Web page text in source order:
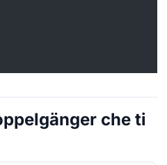
che ti